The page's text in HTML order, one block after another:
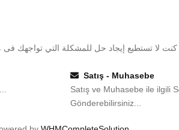
كنت لا تستطيع إيجاد حل للمشكلة التي تواجهك
Satış - Muhasebe
Satış ve Muhasebe ile ilgili
Gönderebilirsiniz...